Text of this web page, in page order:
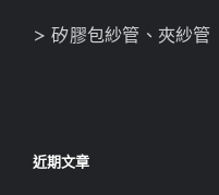
> 矽膠包紗管、夾紗管
近期文章